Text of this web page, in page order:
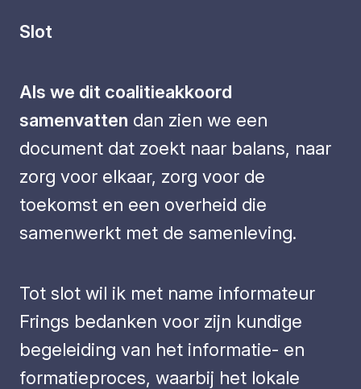
Slot
Als we dit coalitieakkoord
samenvatten dan zien we een
document dat zoekt naar balans, naar
zorg voor elkaar, zorg voor de
toekomst en een overheid die
samenwerkt met de samenleving.
Tot slot wil ik met name informateur
Frings bedanken voor zijn kundige
begeleiding van het informatie- en
formatieproces, waarbij het lokale